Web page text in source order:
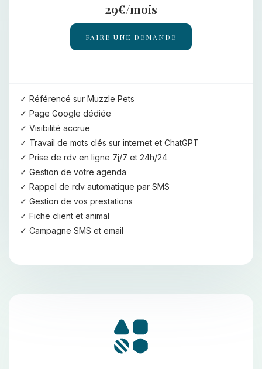
29€/mois
FAIRE UNE DEMANDE
Référencé sur Muzzle Pets
Page Google dédiée
Visibilité accrue
Travail de mots clés sur internet et ChatGPT
Prise de rdv en ligne 7j/7 et 24h/24
Gestion de votre agenda
Rappel de rdv automatique par SMS
Gestion de vos prestations
Fiche client et animal
Campagne SMS et email